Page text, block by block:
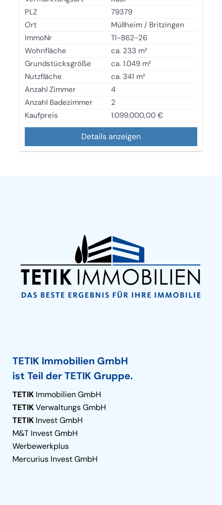
PLZ
79379
Ort
Müllheim / Britzingen
ImmoNr
TI-862-26
Wohnfläche
ca. 233 m²
Grundstücksgröße
ca. 1.049 m²
Nutzfläche
ca. 341 m²
Anzahl Zimmer
4
Anzahl Badezimmer
2
Kaufpreis
1.099.000,00 €
Details anzeigen
TETIK Immobilien GmbH
ist Teil der TETIK Gruppe.
TETIK Immobilien GmbH
TETIKVerwaltungs GmbH
TETIK Invest GmbH
M&T Invest GmbH
Werbewerkplus
Mercurius Invest GmbH